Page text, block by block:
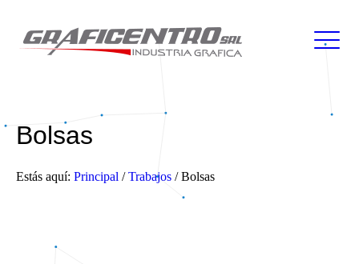
Bolsas
Estás aquí: Principal /Trabajos /Bolsas